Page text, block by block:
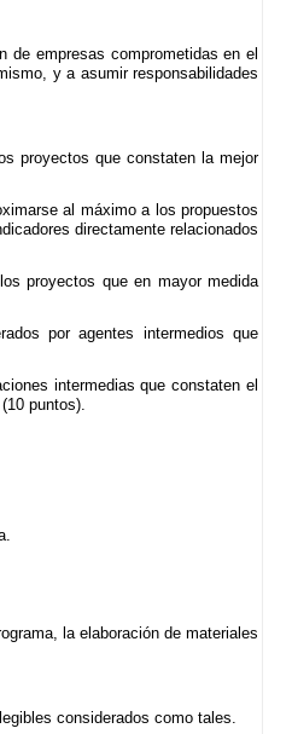
de empresas comprometidas en el
y a asumir responsabilidades
proyectos que constaten la mejor
al máximo a los propuestos
directamente relacionados
proyectos que en mayor medida
por agentes intermedios que
intermedias que constaten el
puntos).
la elaboración de materiales
considerados como tales.